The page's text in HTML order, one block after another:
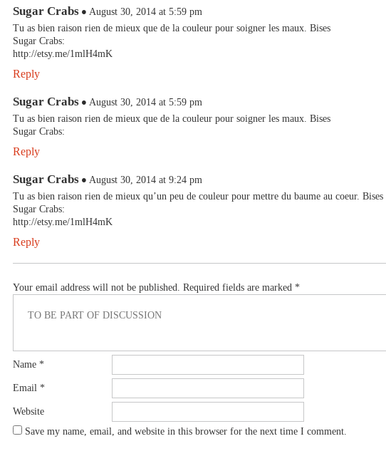
Sugar Crabs
August 30, 2014 at 5:59 pm
Tu as bien raison rien de mieux que de la couleur pour soigner les maux. Bises
Sugar Crabs:
http://etsy.me/1mlH4mK
Reply
Sugar Crabs
August 30, 2014 at 5:59 pm
Tu as bien raison rien de mieux que de la couleur pour soigner les maux. Bises
Sugar Crabs:
Reply
Sugar Crabs
August 30, 2014 at 9:24 pm
Tu as bien raison rien de mieux qu’un peu de couleur pour mettre du baume au coeur. Bises
Sugar Crabs:
http://etsy.me/1mlH4mK
Reply
Your email address will not be published. Required fields are marked *
Name *
Email *
Website
Save my name, email, and website in this browser for the next time I comment.